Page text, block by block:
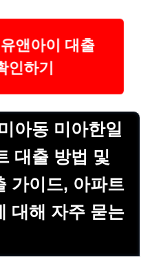
앤아이 대출
인하기
아동 미아한일
대출 방법 및
가이드, 아파트
대해 자주 묻는